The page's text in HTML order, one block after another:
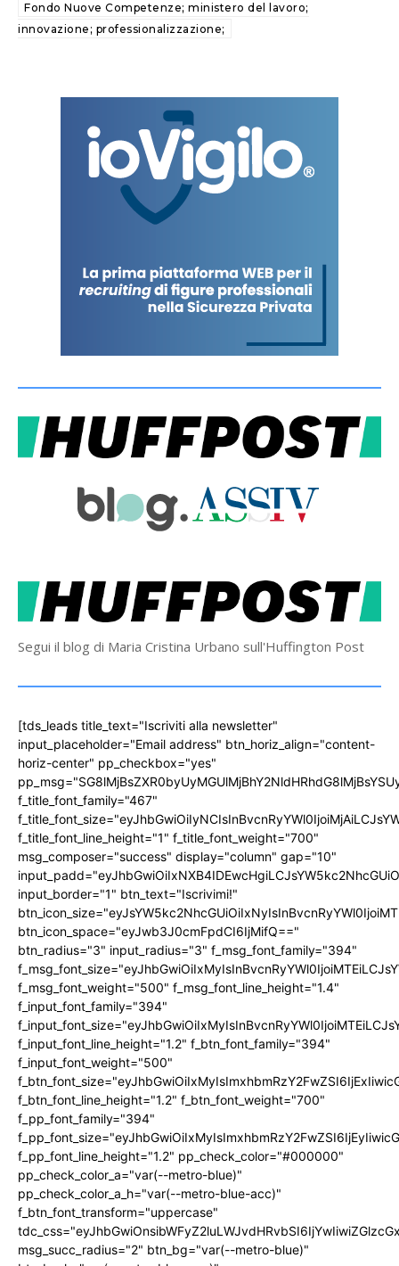
Fondo Nuove Competenze; ministero del lavoro;
innovazione; professionalizzazione;
Segui il blog di Maria Cristina Urbano sull'Huffington Post
[tds_leads title_text="Iscriviti alla newsletter"
input_placeholder="Email address" btn_horiz_align="content-
horiz-center" pp_checkbox="yes"
f_title_font_family="467"
f_title_font_line_height="1" f_title_font_weight="700"
msg_composer="success" display="column" gap="10"
input_border="1" btn_text="Iscrivimi!"
btn_icon_space="eyJwb3J0cmFpdCI6IjMifQ=="
btn_radius="3" input_radius="3" f_msg_font_family="394"
f_msg_font_weight="500" f_msg_font_line_height="1.4"
f_input_font_family="394"
f_input_font_line_height="1.2" f_btn_font_family="394"
f_input_font_weight="500"
f_btn_font_line_height="1.2" f_btn_font_weight="700"
f_pp_font_family="394"
f_pp_font_line_height="1.2" pp_check_color="#000000"
pp_check_color_a="var(--metro-blue)"
pp_check_color_a_h="var(--metro-blue-acc)"
f_btn_font_transform="uppercase"
msg_succ_radius="2" btn_bg="var(--metro-blue)"